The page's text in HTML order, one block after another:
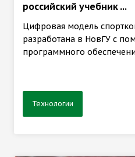
российский учебник ...
Цифровая модель
разработана в НовГУ с
программного
Технологии